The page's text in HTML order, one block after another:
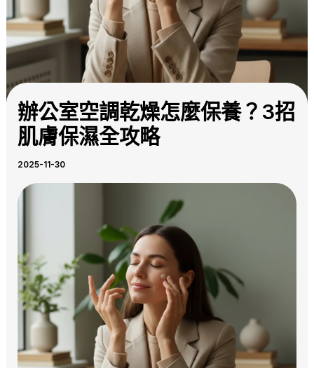
辦公室空調乾燥怎麼保養？3招
肌膚保濕全攻略
2025-11-30